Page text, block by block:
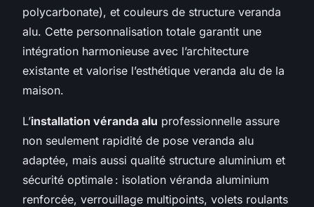
polycarbonate), et couleurs de structure veranda
alu. Cette personnalisation totale garantit une
intégration harmonieuse avec l’architecture
existante et valorise l’esthétique veranda alu de la
maison.
L’installation véranda alu professionnelle assure
non seulement rapidité de pose veranda alu
adaptée, mais aussi qualité structure aluminium et
sécurité optimale : isolation véranda aluminium
renforcée, verrouillage multipoints, volets roulants